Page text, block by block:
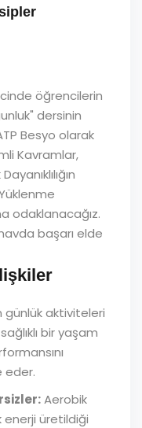
öğrencilerin
dersinin
Besyo olarak
Kavramlar,
odaklanacağız.
başarı elde
günlük aktiviteleri
bir yaşam
eder.
Aerobik
enerji üretildiği